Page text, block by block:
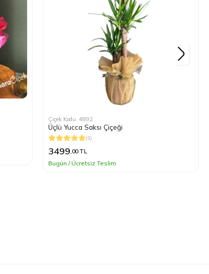
Çiçek Kodu: 4892
Üçlü Yucca Saksı Çiçeği
(1)
3499,00 TL
Bugün / Ücretsiz Teslim